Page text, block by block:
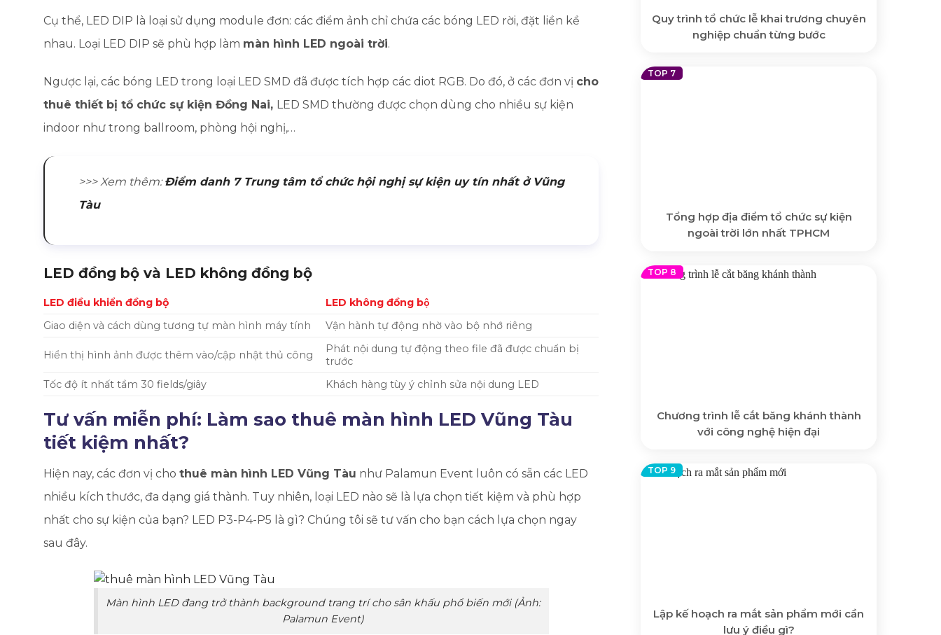
Cụ thể, LED DIP là loại sử dụng module đơn: các điểm ảnh chỉ chứa các bóng LED rời, đặt liền kề
nhau. Loại LED DIP sẽ phù hợp làm màn hình LED ngoài trời.
Ngược lại, các bóng LED trong loại LED SMD đã được tích hợp các diot RGB. Do đó, ở các đơn vị cho
thuê thiết bị tổ chức sự kiện Đồng Nai, LED SMD thường được chọn dùng cho nhiều sự kiện
indoor như trong ballroom, phòng hội nghị,…
>>> Xem thêm:Điểm danh 7 Trung tâm tổ chức hội nghị sự kiện uy tín nhất ở Vũng
Tàu
LED đồng bộ và LED không đồng bộ
LED điều khiển đồng bộ
LED không đồng bộ
Giao diện và cách dùng tương tự màn hình máy tính
Vận hành tự động nhờ vào bộ nhớ riêng
Hiển thị hình ảnh được thêm vào/cập nhật thủ công
Phát nội dung tự động theo file đã được chuẩn bị
trước
Tốc độ ít nhất tầm 30 fields/giây
Khách hàng tùy ý chỉnh sửa nội dung LED
Tư vấn miễn phí: Làm sao thuê màn hình LED Vũng Tàu
tiết kiệm nhất?
Hiện nay, các đơn vị cho thuê màn hình LED Vũng Tàu như Palamun Event luôn có sẵn các LED
nhiều kích thước, đa dạng giá thành. Tuy nhiên, loại LED nào sẽ là lựa chọn tiết kiệm và phù hợp
nhất cho sự kiện của bạn? LED P3-P4-P5 là gì? Chúng tôi sẽ tư vấn cho bạn cách lựa chọn ngay
sau đây.
Màn hình LED đang trở thành background trang trí cho sân khấu phổ biến mới (Ảnh:
Palamun Event)
Quy trình tổ chức lễ khai trương chuyên
nghiệp chuẩn từng bước
Tổng hợp địa điểm tổ chức sự kiện
ngoài trời lớn nhất TPHCM
Chương trình lễ cắt băng khánh thành
với công nghệ hiện đại
Lập kế hoạch ra mắt sản phẩm mới cần
lưu ý điều gì?